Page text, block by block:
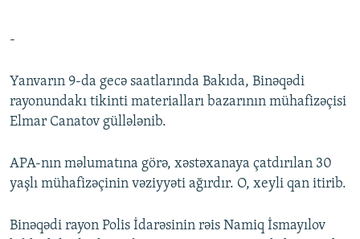
BIZIMLƏ ƏLAQƏ
XƏBƏR BÜLLETENLƏRIMIZ
-
Yanvarın 9-da gecə saatlarında Bakıda, Binəqədi
rayonundakı tikinti materialları bazarının mühafizəçisi
Elmar Canatov güllələnib.
APA-nın məlumatına görə, xəstəxanaya çatdırılan 30
yaşlı mühafizəçinin vəziyyəti ağırdır. O, xeyli qan itirib.
Binəqədi rayon Polis İdarəsinin rəis Namiq İsmayılov